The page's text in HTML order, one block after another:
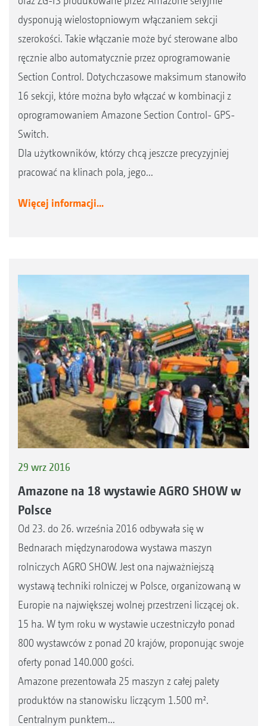
dysponują wielostopniowym włączaniem sekcji
szerokości. Takie włączanie może być sterowane albo
ręcznie albo automatycznie przez oprogramowanie
Section Control. Dotychczasowe maksimum stanowiło
16 sekcji, które można było włączać w kombinacji z
oprogramowaniem Amazone Section Control- GPS-
Switch.
Dla użytkowników, którzy chcą jeszcze precyzyjniej
pracować na klinach pola, jego...
Więcej informacji...
29 wrz 2016
Amazone na 18 wystawie AGRO SHOW w
Polsce
Od 23. do 26. września 2016 odbywała się w
Bednarach międzynarodowa wystawa maszyn
rolniczych AGRO SHOW. Jest ona najważniejszą
wystawą techniki rolniczej w Polsce, organizowaną w
Europie na największej wolnej przestrzeni liczącej ok.
15 ha. W tym roku w wystawie uczestniczyło ponad
800 wystawców z ponad 20 krajów, proponując swoje
oferty ponad 140.000 gości.
Amazone prezentowała 25 maszyn z całej palety
produktów na stanowisku liczącym 1.500 m².
Centralnym punktem...